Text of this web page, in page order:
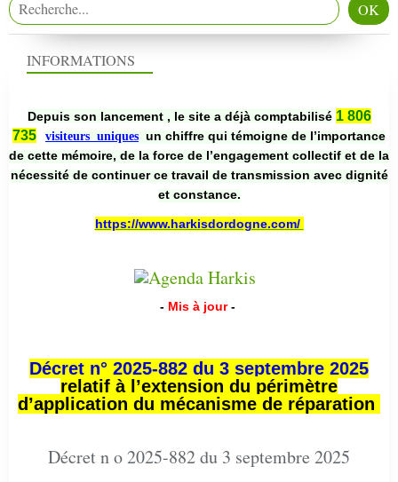
INFORMATIONS
Depuis son lancement , le site a déjà comptabilisé 1 806
735
visiteurs uniques un chiffre qui témoigne de l’importance
de cette mémoire, de la force de l’engagement collectif et de la
nécessité de continuer ce travail de transmission avec dignité
et constance.
https://www.harkisdordogne.com/
- Mis à jour -
Décret n° 2025-882 du 3 septembre 2025
relatif à l’extension du périmètre
d’application du mécanisme de réparation
Décret n o 2025-882 du 3 septembre 2025